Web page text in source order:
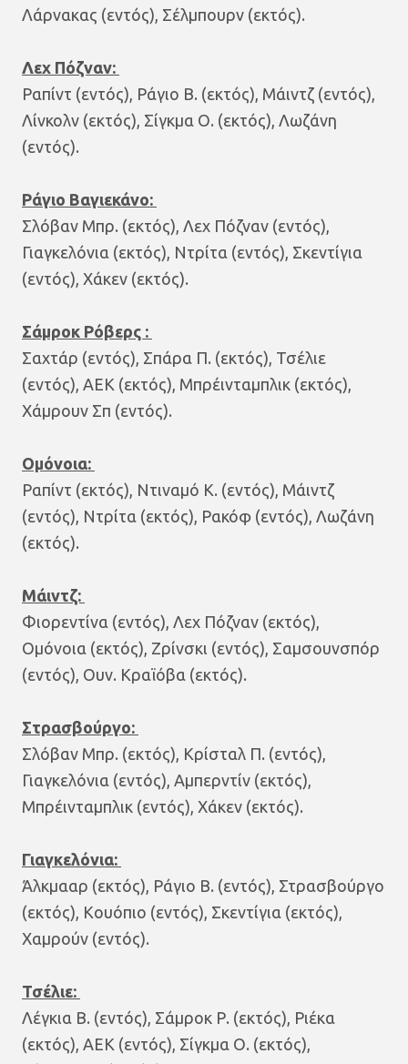
Λάρνακας (εντός), Σέλμπουρν (εκτός).
Λεχ Πόζναν:
Ραπίντ (εντός), Ράγιο Β. (εκτός), Μάιντζ (εντός),
Λίνκολν (εκτός), Σίγκμα Ο. (εκτός), Λωζάνη
(εντός).
Ράγιο Βαγιεκάνο:
Σλόβαν Μπρ. (εκτός), Λεχ Πόζναν (εντός),
Γιαγκελόνια (εκτός), Ντρίτα (εντός), Σκεντίγια
(εντός), Χάκεν (εκτός).
Σάμροκ Ρόβερς :
Σαχτάρ (εντός), Σπάρα Π. (εκτός), Τσέλιε
(εντός), ΑΕΚ (εκτός), Μπρέινταμπλικ (εκτός),
Χάμρουν Σπ (εντός).
Ομόνοια:
Ραπίντ (εκτός), Ντιναμό Κ. (εντός), Μάιντζ
(εντός), Ντρίτα (εκτός), Ρακόφ (εντός), Λωζάνη
(εκτός).
Μάιντζ:
Φιορεντίνα (εντός), Λεχ Πόζναν (εκτός),
Ομόνοια (εκτός), Ζρίνσκι (εντός), Σαμσουνσπόρ
(εντός), Ουν. Κραϊόβα (εκτός).
Στρασβούργο:
Σλόβαν Μπρ. (εκτός), Κρίσταλ Π. (εντός),
Γιαγκελόνια (εντός), Αμπερντίν (εκτός),
Μπρέινταμπλικ (εντός), Χάκεν (εκτός).
Γιαγκελόνια:
Άλκμααρ (εκτός), Ράγιο Β. (εντός), Στρασβούργο
(εκτός), Κουόπιο (εντός), Σκεντίγια (εκτός),
Χαμρούν (εντός).
Τσέλιε:
Λέγκια Β. (εντός), Σάμροκ Ρ. (εκτός), Ριέκα
(εκτός), ΑΕΚ (εντός), Σίγκμα Ο. (εκτός),